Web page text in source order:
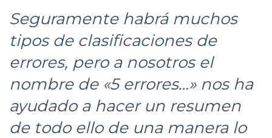
Seguramente habrá muchos
tipos de clasificaciones de
errores, pero a nosotros el
nombre de «5 errores…» nos ha
ayudado a hacer un resumen
de todo ello de una manera lo